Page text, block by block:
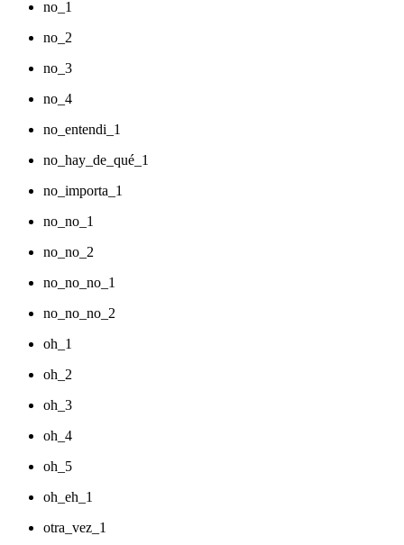
no_1
no_2
no_3
no_4
no_entendi_1
no_hay_de_qué_1
no_importa_1
no_no_1
no_no_2
no_no_no_1
no_no_no_2
oh_1
oh_2
oh_3
oh_4
oh_5
oh_eh_1
otra_vez_1